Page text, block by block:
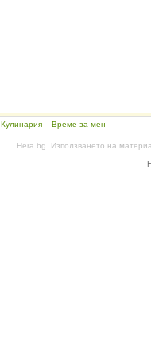
Кулинария Време за мен
Hera.bg. Използването на